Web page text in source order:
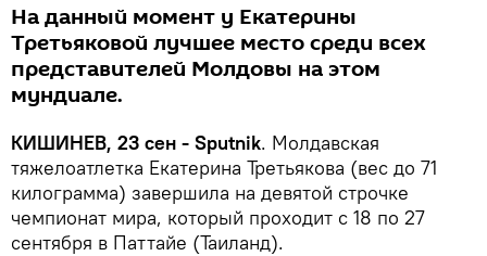
На данный момент у Екатерины
Третьяковой лучшее место среди всех
представителей Молдовы на этом
мундиале.
КИШИНЕВ, 23 сен - Sputnik. Молдавская
тяжелоатлетка Екатерина Третьякова (вес до 71
килограмма) завершила на девятой строчке
чемпионат мира, который проходит с 18 по 27
сентября в Паттайе (Таиланд).